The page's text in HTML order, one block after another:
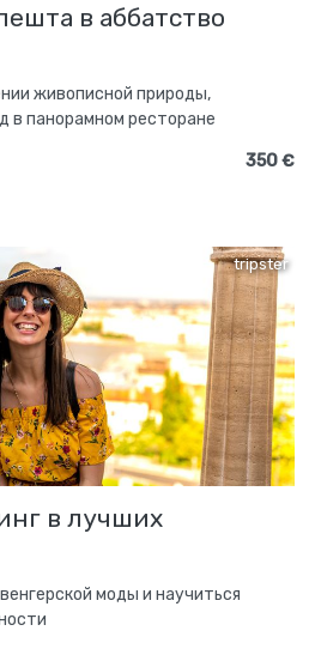
в аббатство
живописной природы,
в панорамном ресторане
350 €
tripster
в лучших
моды и научиться